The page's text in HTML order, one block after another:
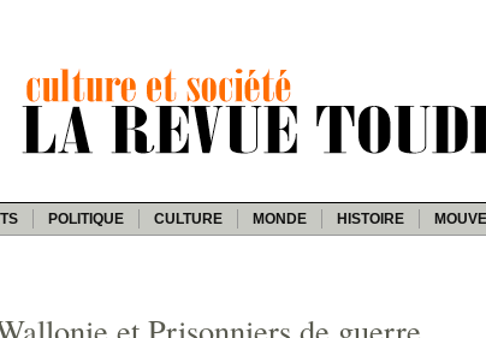
POLITIQUE CULTURE MONDE HISTOIRE